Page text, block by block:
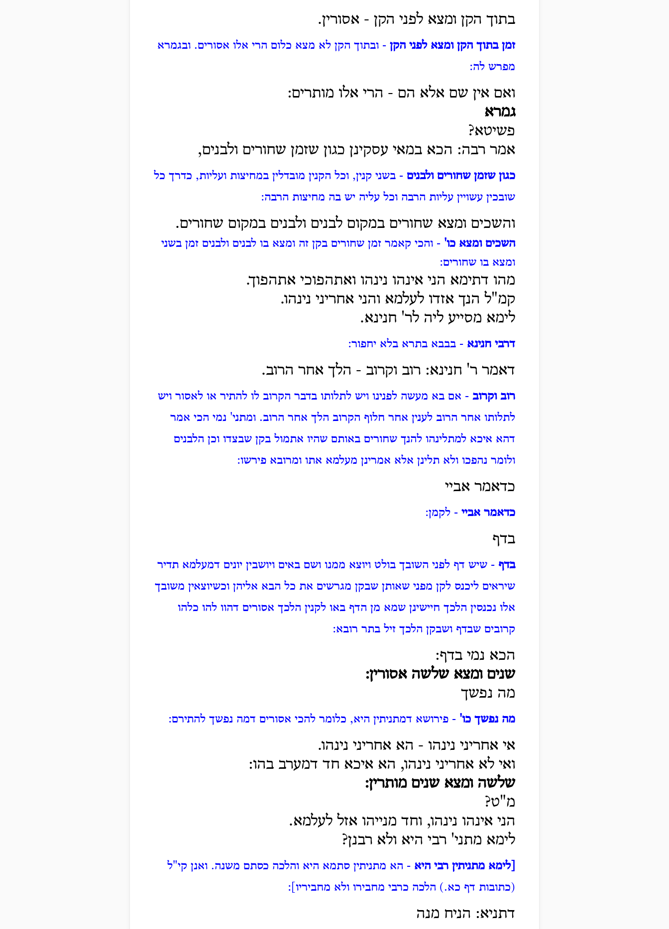
בתוך הקן ומצא לפני הקן - אסורין.
זמן בתוך הקן ומצא לפני הקן - ובתוך הקן לא מצא כלום הרי אלו אסורים. ובגמרא
מפרש לה:
ואם אין שם אלא הם - הרי אלו מותרים:
גמרא
פשיטא?
אמר רבה: הכא במאי עסקינן כגון שזמן שחורים ולבנים,
כגון שזמן שחורים ולבנים - בשני קנין, וכל הקנין מובדלין במחיצות ועליות, כדרך כל
שובכין עשויין עליות הרבה וכל עליה יש בה מחיצות הרבה:
והשכים ומצא שחורים במקום לבנים ולבנים במקום שחורים.
השכים ומצא כו' - והכי קאמר זמן שחורים בקן זה ומצא בו לבנים ולבנים זמן בשני
ומצא בו שחורים:
מהו דתימא הני אינהו נינהו ואתהפוכי אתהפוך.
קמ"ל הנך אזדו לעלמא והני אחריני נינהו.
לימא מסייע ליה לר' חנינא.
דרבי חנינא - בבבא בתרא בלא יחפור:
דאמר ר' חנינא: רוב וקרוב - הלך אחר הרוב.
רוב וקרוב - אם בא מעשה לפנינו ויש לתלותו בדבר הקרוב לו להתיר או לאסור ויש
לתלותו אחר הרוב לענין אחר חלוף הקרוב הלך אחר הרוב. ומתני' נמי הכי אמר
דהא איכא למתלינהו להנך שחורים באותם שהיו אתמול בקן שבצדו וכן הלבנים
ולומר נהפכו ולא תלינן אלא אמרינן מעלמא אתו ומרובא פירשו:
כדאמר אביי
כדאמר אביי - לקמן:
בדף
בדף - שיש דף לפני השובך בולט ויוצא ממנו ושם באים ויושבין יונים דמעלמא תדיר
שיראים ליכנס לקן מפני שאותן שבקן מגרשים את כל הבא אליהן וכשיוצאין משובך
אלו נכנסין הלכך חיישינן שמא מן הדף באו לקנין הלכך אסורים דהוו להו כלהו
קרובים שבדף ושבקן הלכך זיל בתר רובא:
הכא נמי בדף:
שנים ומצא שלשה אסורין:
מה נפשך
מה נפשך כו' - פירושא דמתניתין היא, כלומר להכי אסורים דמה נפשך להתירם:
אי אחריני נינהו - הא אחריני נינהו.
ואי לא אחריני נינהו, הא איכא חד דמערב בהו:
שלשה ומצא שנים מותרין:
מ"ט?
הני אינהו נינהו, וחד מנייהו אזל לעלמא.
לימא מתני' רבי היא ולא רבנן?
[לימא מתניתין רבי היא - הא מתניתין סתמא היא והלכה כסתם משנה. ואנן קי"ל
(כתובות דף כא.) הלכה כרבי מחבירו ולא מחביריו]:
דתניא: הניח מנה